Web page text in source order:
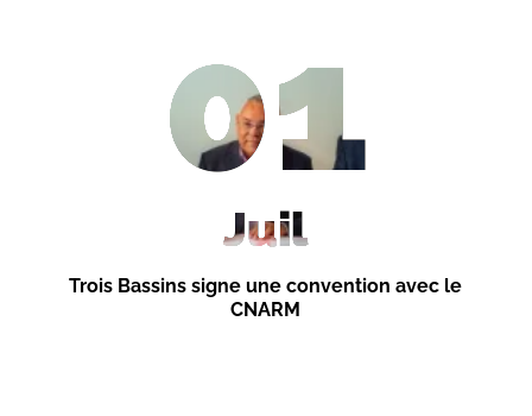
Trois Bassins signe une convention avec le
CNARM
01
Juil